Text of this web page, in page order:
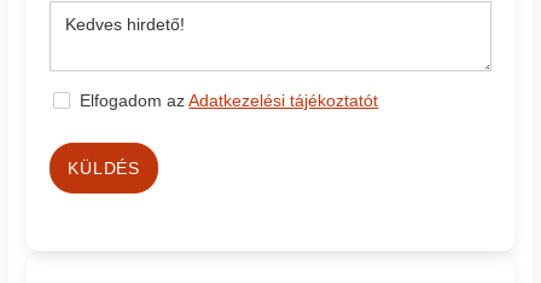
Elfogadom azAdatkezelési tájékoztatót
KÜLDÉS